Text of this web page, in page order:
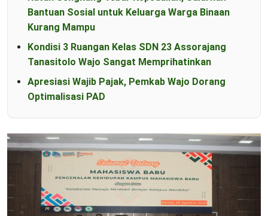
Bantuan Sosial untuk Keluarga Warga Binaan
Kurang Mampu
Kondisi 3 Ruangan Kelas SDN 23 Assorajang
Tanasitolo Wajo Sangat Memprihatinkan
Apresiasi Wajib Pajak, Pemkab Wajo Dorang
Optimalisasi PAD